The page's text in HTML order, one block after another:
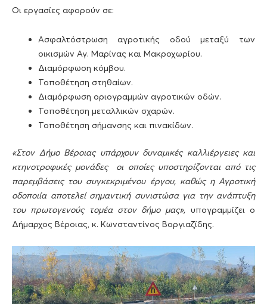
Οι εργασίες αφορούν σε:
Ασφαλτόστρωση αγροτικής οδού μεταξύ των
οικισμών Αγ. Μαρίνας και Μακροχωρίου.
Διαμόρφωση κόμβου.
Τοποθέτηση στηθαίων.
Διαμόρφωση οριογραμμών αγροτικών οδών.
Τοποθέτηση μεταλλικών σχαρών.
Τοποθέτηση σήμανσης και πινακίδων.
«Στον Δήμο Βέροιας υπάρχουν δυναμικές καλλιέργειες και
κτηνοτροφικές μονάδες οι οποίες υποστηρίζονται από τις
παρεμβάσεις του συγκεκριμένου έργου, καθώς η Αγροτική
οδοποιία αποτελεί σημαντική συνιστώσα για την ανάπτυξη
του πρωτογενούς τομέα στον δήμο μας», υπογραμμίζει ο
Δήμαρχος Βέροιας, κ. Κωνσταντίνος Βοργιαζίδης.